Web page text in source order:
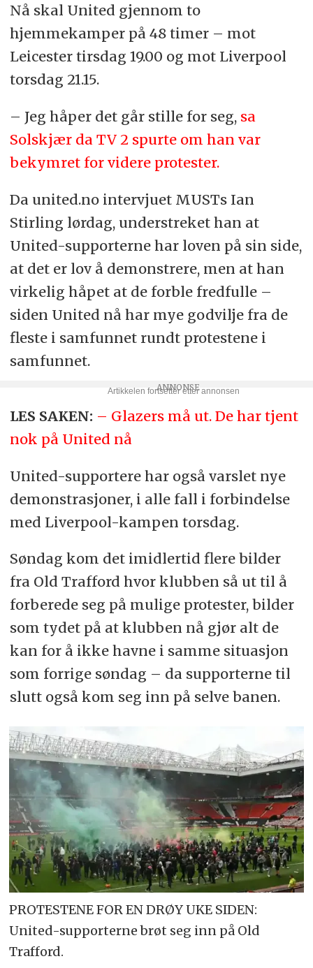
Nå skal United gjennom to
hjemmekamper på 48 timer – mot
Leicester tirsdag 19.00 og mot Liverpool
torsdag 21.15.
– Jeg håper det går stille for seg, sa
Solskjær da TV 2 spurte om han var
bekymret for videre protester.
Da united.no intervjuet MUSTs Ian
Stirling lørdag, understreket han at
United-supporterne har loven på sin side,
at det er lov å demonstrere, men at han
virkelig håpet at de forble fredfulle –
siden United nå har mye godvilje fra de
fleste i samfunnet rundt protestene i
samfunnet.
LES SAKEN: – Glazers må ut. De har tjent
nok på United nå
United-supportere har også varslet nye
demonstrasjoner, i alle fall i forbindelse
med Liverpool-kampen torsdag.
Søndag kom det imidlertid flere bilder
fra Old Trafford hvor klubben så ut til å
forberede seg på mulige protester, bilder
som tydet på at klubben nå gjør alt de
kan for å ikke havne i samme situasjon
som forrige søndag – da supporterne til
slutt også kom seg inn på selve banen.
PROTESTENE FOR EN DRØY UKE SIDEN:
United-supporterne brøt seg inn på Old
Trafford.